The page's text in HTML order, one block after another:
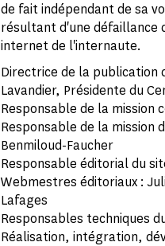
de fait indépendant de sa
résultant d'une défaillance
internet de l'internaute.
Directrice de la publication
Lavandier, Présidente du
Responsable de la mission
Responsable de la
Benmiloud-Faucher
Responsable éditorial du
Webmestres éditoriaux :
Lafages
Responsables techniques
Réalisation, intégration,